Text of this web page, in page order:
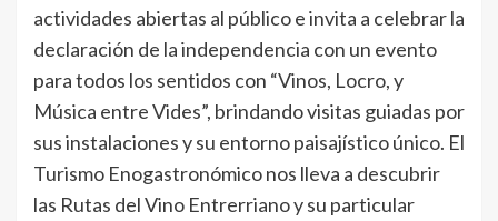
actividades abiertas al público e invita a celebrar la
declaración de la independencia con un evento
para todos los sentidos con “Vinos, Locro, y
Música entre Vides”, brindando visitas guiadas por
sus instalaciones y su entorno paisajístico único. El
Turismo Enogastronómico nos lleva a descubrir
las Rutas del Vino Entrerriano y su particular